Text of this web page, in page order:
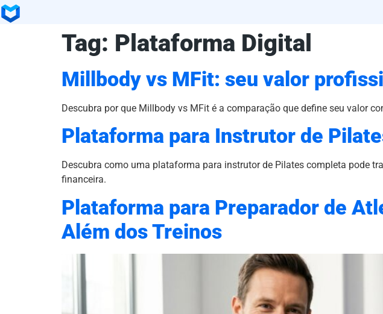
Tag: Plataforma Digital
Millbody vs MFit: seu valor
Descubra por que Millbody vs MFit é a comparação que define seu valor
Plataforma para Instrutor de
Descubra como uma plataforma para instrutor de Pilates completa pode
financeira.
Plataforma para Preparador de
Além dos Treinos